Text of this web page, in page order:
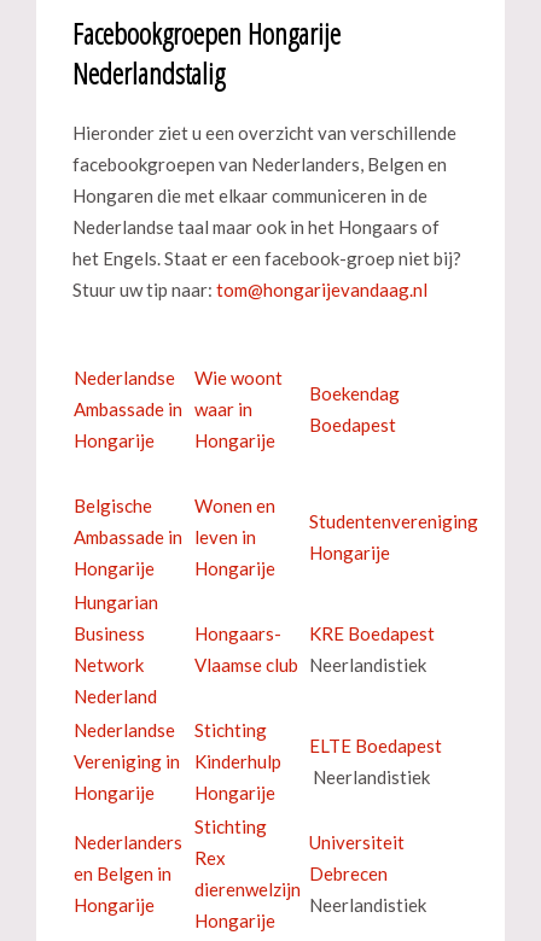
Facebookgroepen Hongarije
Nederlandstalig
Hieronder ziet u een overzicht van verschillende
facebookgroepen van Nederlanders, Belgen en
Hongaren die met elkaar communiceren in de
Nederlandse taal maar ook in het Hongaars of
het Engels. Staat er een facebook-groep niet bij?
Stuur uw tip naar:
Nederlandse
Ambassade in
Hongarije
Wie woont
waar in
Hongarije
Boekendag
Boedapest
Belgische
Ambassade in
Hongarije
Wonen en
leven in
Hongarije
Studentenvereniging
Hongarije
Hungarian
Business
Network
Nederland
Hongaars-
Vlaamse club
KRE Boedapest
Neerlandistiek
Nederlandse
Vereniging in
Hongarije
Stichting
Kinderhulp
Hongarije
ELTE Boedapest
Neerlandistiek
Nederlanders
en Belgen in
Hongarije
Stichting
Rex
dierenwelzijn
Hongarije
Universiteit
Debrecen
Neerlandistiek